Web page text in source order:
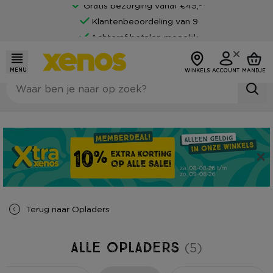
Gratis bezorging vanaf €45,-*
Klantenbeoordeling van 9
Achteraf betalen mogelijk
MENU WINKELS ACCOUNT MANDJE
Terug naar Opladers
Alle Opladers (5)